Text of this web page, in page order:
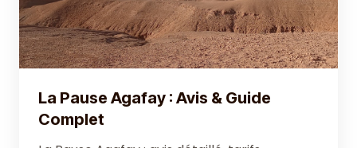
La Pause Agafay : Avis & Guide
Complet